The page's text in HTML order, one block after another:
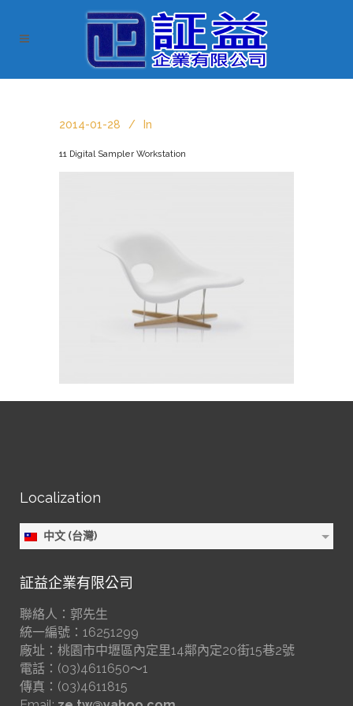
2014-01-28 In
11 Digital Sampler Workstation
Localization
中文 (台灣)
証益企業有限公司
聯絡人：郭先生
統一編號：16251299
廠址：桃園市中壢區內定里14鄰內定20街15巷2號
電話：(03)4611650～1
傳真：(03)4611815